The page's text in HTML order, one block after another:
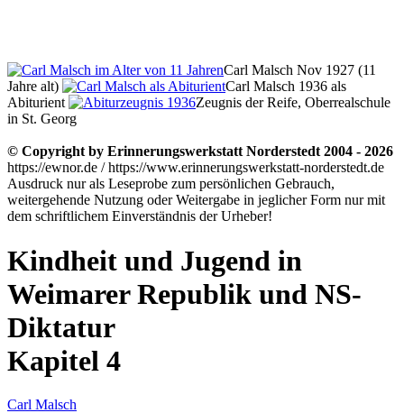
Carl Malsch Nov 1927 (11
Jahre alt)
Carl Malsch 1936 als
Abiturient
Zeugnis der Reife, Oberrealschule
in St. Georg
© Copyright by Erinnerungswerkstatt Norderstedt 2004 - 2026
https://ewnor.de / https://www.erinnerungswerkstatt-norderstedt.de
Ausdruck nur als Leseprobe zum persönlichen Gebrauch,
weitergehende Nutzung oder Weitergabe in jeglicher Form nur mit
dem schriftlichem Einverständnis der Urheber!
Kindheit und Jugend in
Weimarer Republik und NS-
Diktatur
Kapitel 4
Carl Malsch